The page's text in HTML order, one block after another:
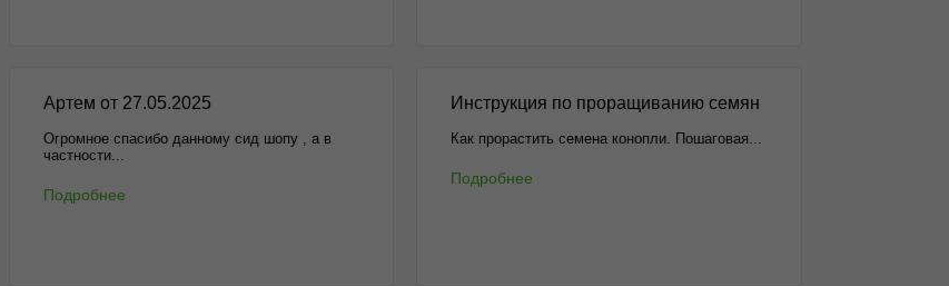
Артем от 27.05.2025
Огромное спасибо данному сид шопу , а в
частности...
Подробнее
Инструкция по проращиванию семян
Как прорастить семена конопли. Пошаговая...
Подробнее